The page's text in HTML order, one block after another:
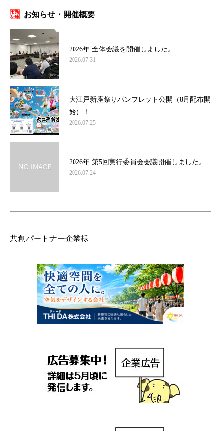
お知らせ・開催概要
2026年 全体会議を開催しました。
2026.07.31
大江戸新座祭りパンフレット公開（8月配布開
始）！
2026.07.25
2026年 第5回実行委員会会議開催しました。
2026.07.24
共創パートナー企業様